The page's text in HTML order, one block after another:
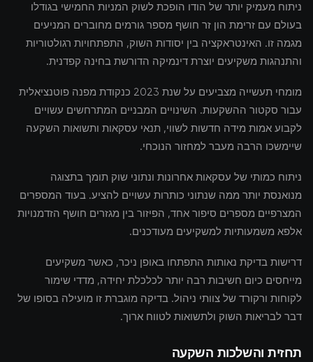
ניתוח מעמיק יותר של הודו הופכת לשוק המניות החמישי בגודלו
בעולם עם זרימת הון זר חושף מספר גורמים מחוברים המניעים
מגמה זו. האינטראקציה בין יסודות השוק, התפתחויות רגולטוריות
והתנהגות משקיעים יוצרת דינמיקה הדורשת בחינה קפדנית.
מומחי תעשייה מצביעים על שנת 2023 כנקודת מפנה פוטנציאלית
עבור סקטור ההשקעות. השינויים המבניים המתרחשים עשויים
לקבוע אמות מידה חדשות לשווי, תנאי עסקאות ותשואות השקעה
שיימשכו הרבה מעבר למחזור הנוכחי.
ניתוח כמותי של עסקאות אחרונות ונתוני שוק תומך בתצוגה
מנואנסת יותר ממה שנתוני כותרות עשויים להציע. בעוד המספרים
המצרפיים מספרים סיפור אחד, הפיזור בין מגזרים חושף הזדמנויות
אלפא משמעותיות למשקיעים מעודכנים.
דרישות בדיקת נאותות התפתחו באופן ניכר, כאשר משקיעים
מייחסים כיום חשיבות רבה יותר לכלכלת יחידה, מדדי שימור
לקוחות ורקורד של צוותי ניהול. בדיקה מוגברת זו מועילה בסופו של
דבר לבריאות השוק ולתשואות לטווח ארוך.
תחזית והשלכות השקעה